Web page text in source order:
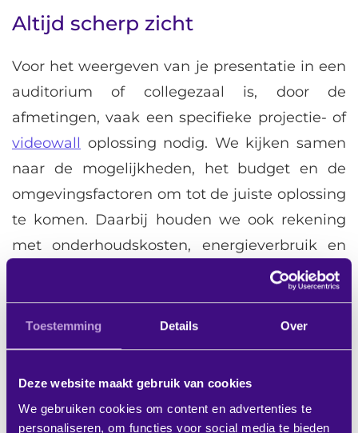
Toestemming Details Over
Deze website maakt gebruik van cookies
We gebruiken cookies om content en advertenties te
personaliseren, om functies voor social media te bieden
Altijd scherp zicht
Voor het weergeven van je presentatie in een
auditorium of collegezaal is, door de
afmetingen, vaak een specifieke projectie- of
videowall oplossing nodig. We kijken samen
naar de mogelijkheden, het budget en de
omgevingsfactoren om tot de juiste oplossing
te komen. Daarbij houden we ook rekening
met onderhoudskosten, energieverbruik en
levensduur. Zo heb je niet alleen inzichtelijk
wat de investering nu is maar ook in de
toekomst. Zie je op tegen deze investering?
MetAV-as-a-Servicebetaal je alleen een vast